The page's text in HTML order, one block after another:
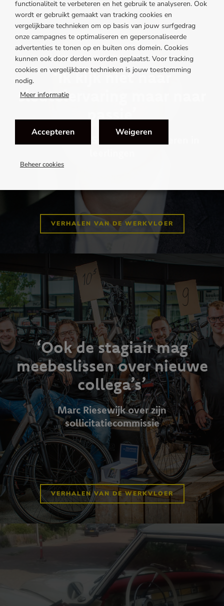
‘Ik kijk niet naar
sleutelervaring maar naar
Guido van der Spek over investeren in
VERHALEN VAN DE WERKVLOER
‘Ook de stagiair mag
meebeslissen over nieuwe
collega’s’
Marc Riesewijk over zijn
sollicitatiecommissie
VERHALEN VAN DE WERKVLOER
functionaliteit te verbeteren en het gebruik te analyseren. Ook
wordt er gebruikt gemaakt van tracking cookies en
vergelijkbare technieken om op basis van jouw surfgedrag
onze campagnes te optimaliseren en gepersonaliseerde
advertenties te tonen op en buiten ons domein. Cookies
kunnen ook door derden worden geplaatst. Voor tracking
cookies en vergelijkbare technieken is jouw toestemming
nodig.
Meer informatie
Accepteren Weigeren
Beheer cookies